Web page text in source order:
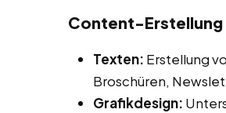
Content-
Texten: Erstellung
Broschüren,
Grafikdesign: